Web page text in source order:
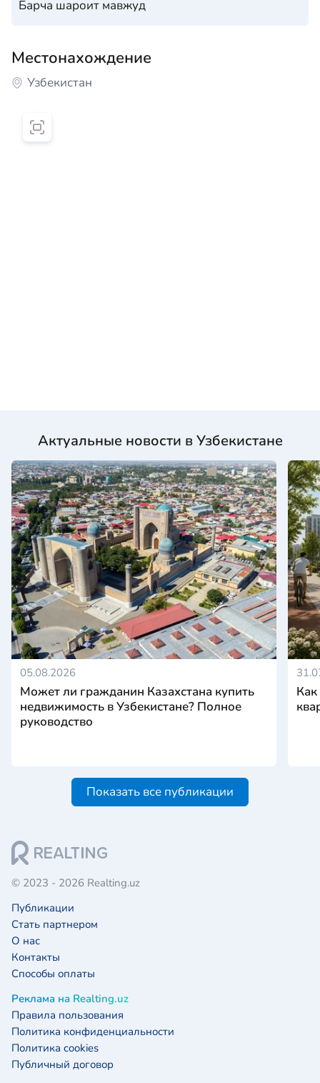
Барча шароит мавжуд
Местонахождение
Узбекистан
Актуальные новости в Узбекистане
05.08.2026
Может ли гражданин Казахстана купить
недвижимость в Узбекистане? Полное
руководство
Показать все публикации
© 2023 - 2026 Realting.uz
Публикации
Стать партнером
О нас
Контакты
Способы оплаты
Реклама на Realting.uz
Правила пользования
Политика конфиденциальности
Политика cookies
Публичный договор